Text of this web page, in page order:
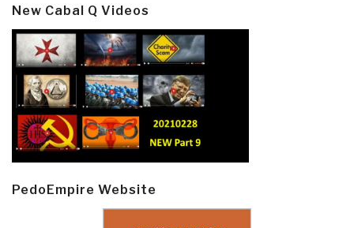
New Cabal Q Videos
PedoEmpire Website